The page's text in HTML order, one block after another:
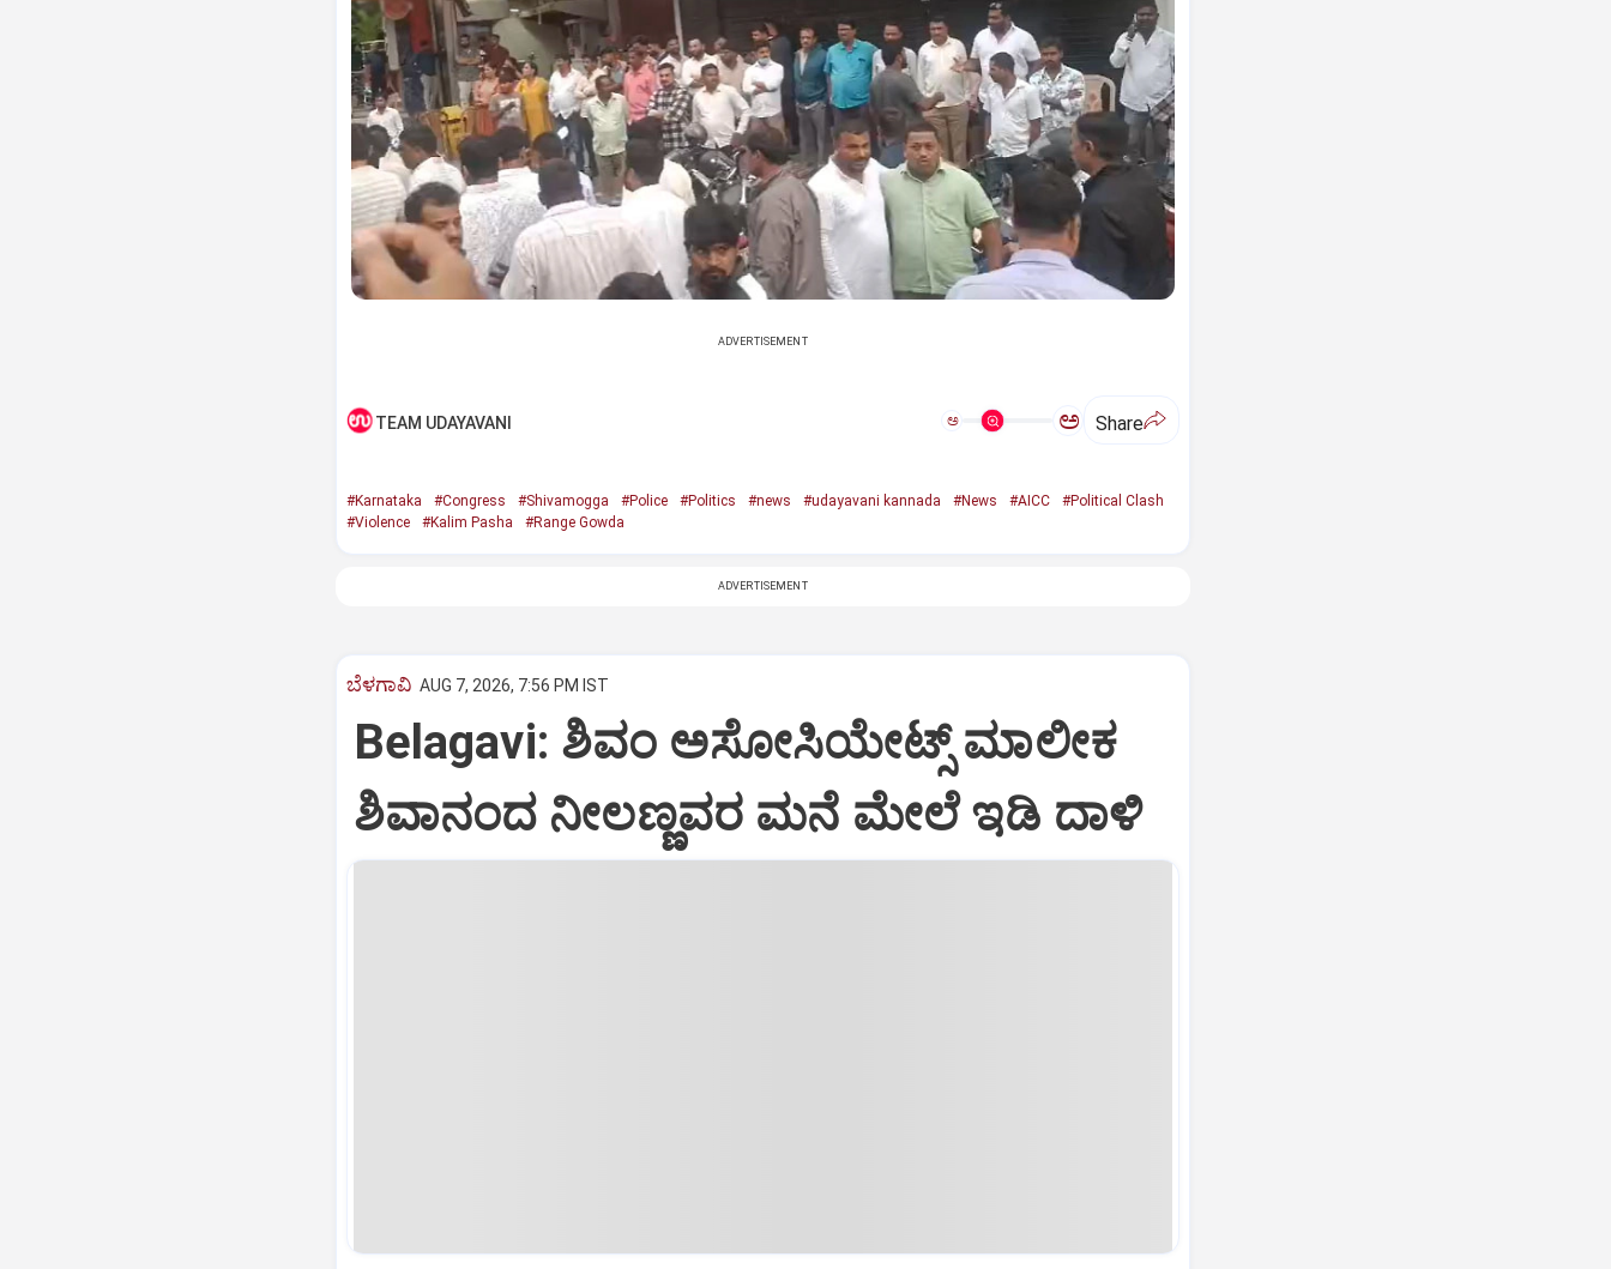
ADVERTISEMENT
TEAM UDAYAVANI ಅ ಅ Share
#Karnataka #Congress #Shivamogga #Police #Politics #news #udayavani kannada #News #AICC
#Political Clash
#Violence
#Kalim Pasha #Range Gowda
ADVERTISEMENT
ಬೆಳಗಾವಿ AUG 7, 2026, 7:56 PM IST
Belagavi: ಶಿವಂ ಅಸೋಸಿಯೇಟ್ಸ್ ಮಾಲೀಕ
ಶಿವಾನಂದ ನೀಲಣ್ಣವರ ಮನೆ ಮೇಲೆ ಇಡಿ‌ ದಾಳಿ